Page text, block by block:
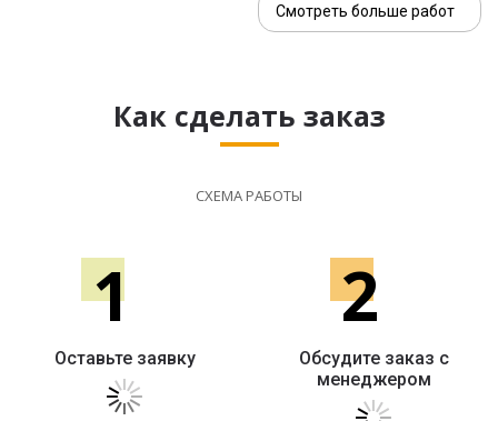
Смотреть больше работ
Как сделать заказ
СХЕМА РАБОТЫ
1
Оставьте заявку
2
Обсудите заказ с
менеджером